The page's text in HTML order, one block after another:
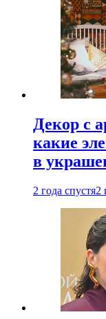
Декор с
какие
в
2 года спустя2